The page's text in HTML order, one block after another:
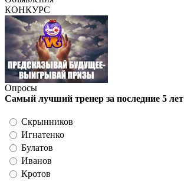
КОНКУРС
Опросы
Самый лучший тренер за последние 5 лет
Скрынников
Игнатенко
Булатов
Иванов
Кротов